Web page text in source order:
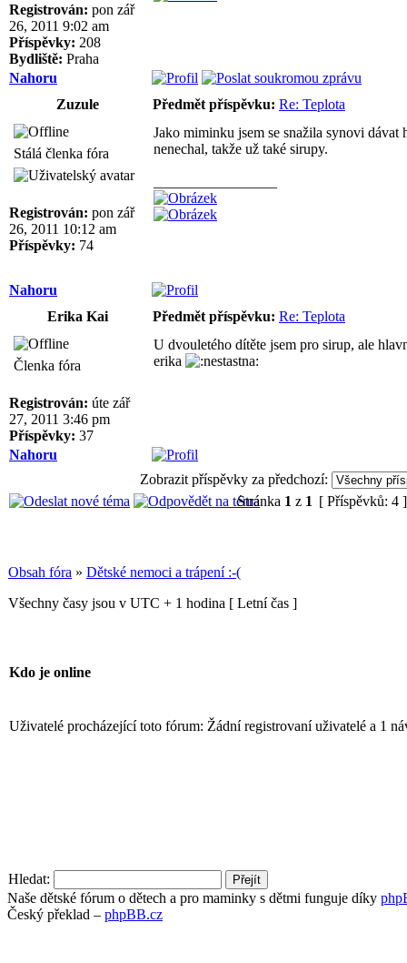
Registrován: pon zář
26, 2011 9:02 am
Příspěvky: 208
Bydliště: Praha
Nahoru
Zuzule
Předmět příspěvku: Re: Teplota
Stálá členka fóra
Registrován: pon zář
26, 2011 10:12 am
Příspěvky: 74
Jako miminku jsem se snažila synovi
nenechal, takže už také sirupy.
Nahoru
Erika Kai
Předmět příspěvku: Re: Teplota
Členka fóra
Registrován: úte zář
27, 2011 3:46 pm
Příspěvky: 37
U dvouletého dítěte jsem pro sirup, ale
erika
Nahoru
Zobrazit příspěvky za předchozí:
Stránka 1 z 1 [ Příspěvků: 4
Obsah fóra » Dětské nemoci a trápení :-(
Všechny časy jsou v UTC + 1 hodina [ Letní čas ]
Kdo je online
Uživatelé procházející toto fórum: Žádní registrovaní uživatelé a 1
Hledat:
Naše dětské fórum o dětech a pro maminky s dětmi funguje díky
Český překlad – phpBB.cz